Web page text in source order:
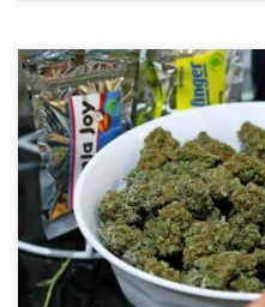
W Holandii póki co panują
Te jednak wkrótce mogą ulec
tylko i wyłącznie od
ustawą […]